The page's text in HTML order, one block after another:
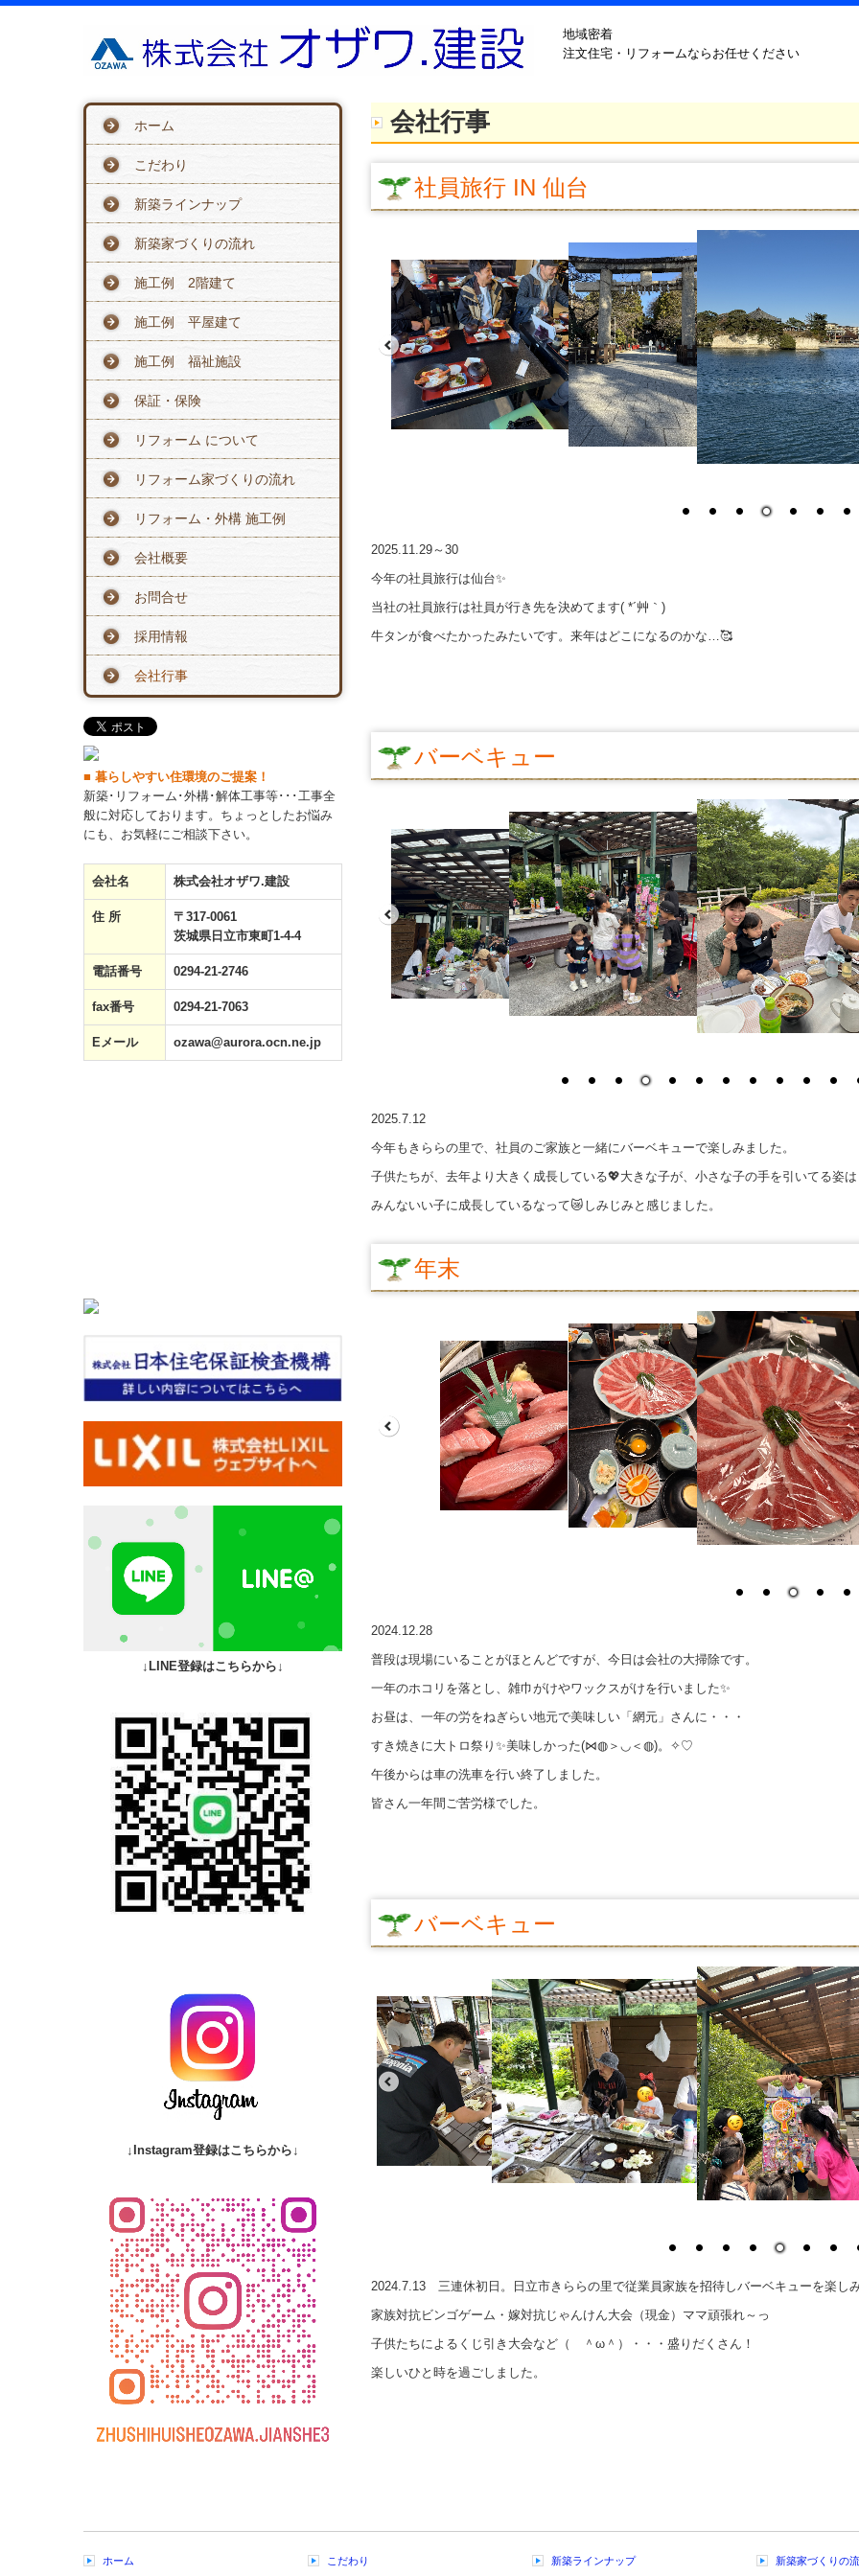
地域密着
注文住宅・リフォームならお任せください
ホーム
こだわり
新築ラインナップ
新築家づくりの流れ
施工例 2階建て
施工例 平屋建て
施工例 福祉施設
保証・保険
リフォーム について
リフォーム家づくりの流れ
リフォーム・外構 施工例
会社概要
お問合せ
採用情報
会社行事
■ 暮らしやすい住環境のご提案！
新築･リフォーム･外構･解体工事等･･･工事全
般に対応しております。ちょっとしたお悩み
にも、お気軽にご相談下さい。
会社名 株式会社オザワ.建設
住 所
〒317-0061
茨城県日立市東町1-4-4
電話番号 0294-21-2746
fax番号 0294-21-7063
Eメール ozawa@aurora.ocn.ne.jp
↓LINE登録はこちらから↓
↓Instagram登録はこちらから↓
会社行事
社員旅行 IN 仙台
2025.11.29～30
今年の社員旅行は仙台✨
当社の社員旅行は社員が行き先を決めてます( *´艸｀)
牛タンが食べたかったみたいです。来年はどこになるのかな…🥰
バーベキュー
2025.7.12
今年もきららの里で、社員のご家族と一緒にバーベキューで楽しみました。
子供たちが、去年より大きく成長している💖大きな子が、小さな子の手を引いてる姿
みんないい子に成長しているなって😿しみじみと感じました。
年末
2024.12.28
普段は現場にいることがほとんどですが、今日は会社の大掃除です。
一年のホコリを落とし、雑巾がけやワックスがけを行いました✨
お昼は、一年の労をねぎらい地元で美味しい「網元」さんに・・・
すき焼きに大トロ祭り✨美味しかった(⋈◍＞◡＜◍)。✧♡
午後からは車の洗車を行い終了しました。
皆さん一年間ご苦労様でした。
バーベキュー
2024.7.13 三連休初日。日立市きららの里で従業員家族を招待しバーベキューを楽し
家族対抗ビンゴゲーム・嫁対抗じゃんけん大会（現金）ママ頑張れ～っ
子供たちによるくじ引き大会など（ ＾ω＾）・・・盛りだくさん！
楽しいひと時を過ごしました。
ホーム こだわり 新築ラインナップ 新築家づくりの